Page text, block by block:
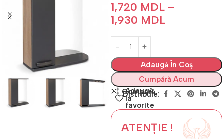
1,720 MDL –
1,930 MDL
Adaugă În Coș
Cumpără Acum
Compară
Adaugă
la
favorite
Distribuie:
ATENȚIE !